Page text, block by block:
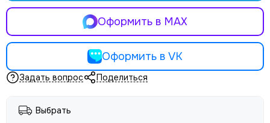
Оформить в MAX
Оформить в VK
Задать вопрос Поделиться
Выбрать